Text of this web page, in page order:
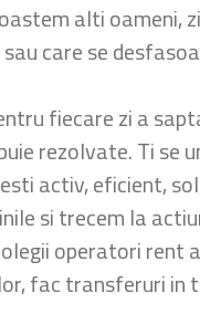
alti oameni,
care se
fiecare zi a
rezolvate. Ti se
activ, eficient,
si trecem la
operatori rent
fac transferuri